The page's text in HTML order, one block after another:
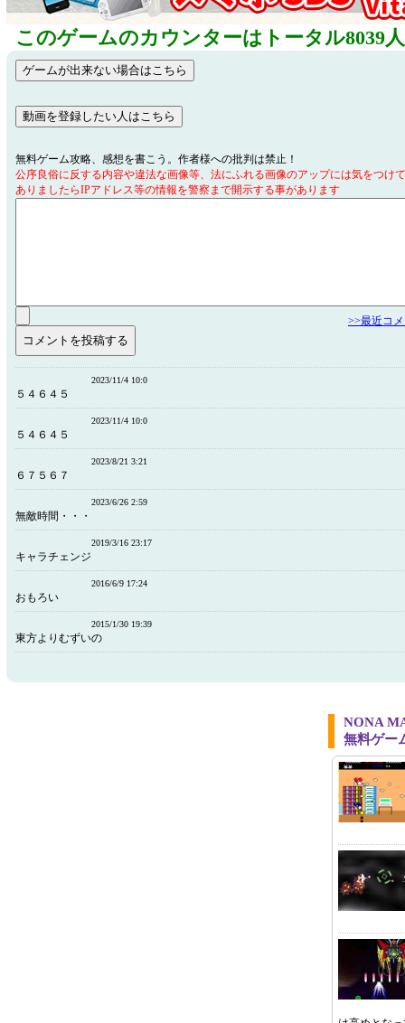
このゲームのカウンターはトータル8039
無料ゲーム攻略、感想を書こう。作者様への批判は禁止！
公序良俗に反する内容や違法な画像等、法にふれる画像のアップには気をつけ
ありましたらIPアドレス等の情報を警察まで開示する事があります
>>最近コ
2023/11/4 10:0
５４６４５
2023/11/4 10:0
５４６４５
2023/8/21 3:21
６７５６７
2023/6/26 2:59
無敵時間・・・
2019/3/16 23:17
キャラチェンジ
2016/6/9 17:24
おもろい
2015/1/30 19:39
東方よりむずいの
NONA
無料ゲー